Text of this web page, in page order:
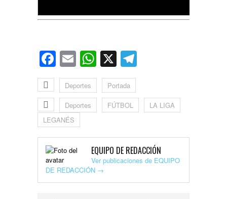
Facebook
EmailWhatsApp
X
Deportes Portada
Deportes FÚTBOL
LA LIGA
LEGANÉS
EQUIPO DE REDACCIÓN
Ver publicaciones de EQUIPO
DE REDACCIÓN →